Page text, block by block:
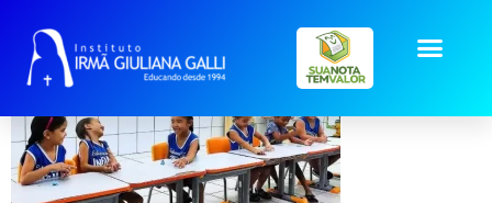
Notícias Escola Galli